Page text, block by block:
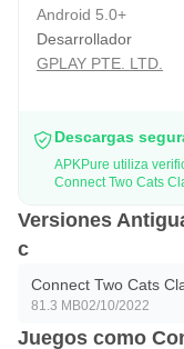
Android 5.0+
Desarrollador
GPLAY PTE. LTD.
Descargas
APKPure utiliza
Connect Two Cats
Versiones
c
Connect Two Cats
81.3 MB02/10/2022
Juegos como